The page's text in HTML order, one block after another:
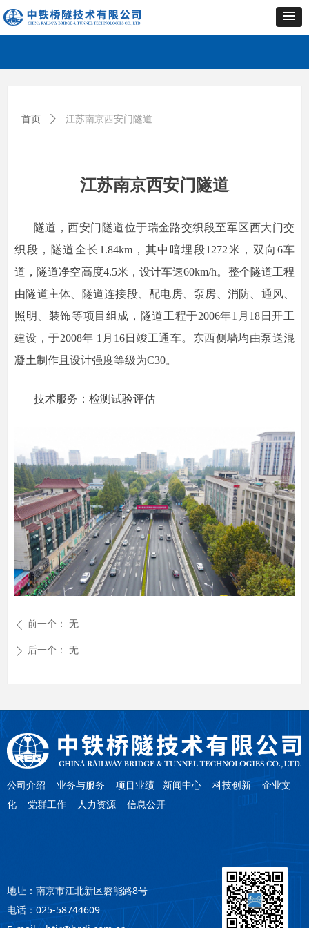
江苏南京西安门隧道
隧道，西安门隧道位于瑞金路交织段至军区西大门交
织段，隧道全长1.84km，其中暗埋段1272米，双向6车
道，隧道净空高度4.5米，设计车速60km/h。整个隧道工程
由隧道主体、隧道连接段、配电房、泵房、消防、通风、
照明、装饰等项目组成，隧道工程于2006年1月18日开工
建设，于2008年 1月16日竣工通车。东西侧墙均由泵送混
凝土制作且设计强度等级为C30。
技术服务：检测试验评估
首页 ꄲ 江苏南京西安门隧道
ꄴ 前一个： 无
ꄲ 后一个： 无
地址：南京市江北新区磐能路8号
电话：025-58744609
公司介绍 业务与服务 项目业绩 新闻中心 科技创新企业文
化 党群工作 人力资源 信息公开